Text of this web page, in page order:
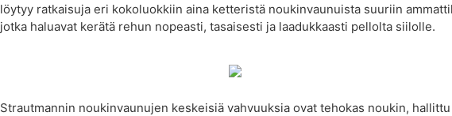
löytyy ratkaisuja eri kokoluokkiin aina ketteristä noukinvaunuista suuriin
jotka haluavat kerätä rehun nopeasti, tasaisesti ja laadukkaasti pellolta siilolle.
Strautmannin noukinvaunujen keskeisiä vahvuuksia ovat tehokas noukin,